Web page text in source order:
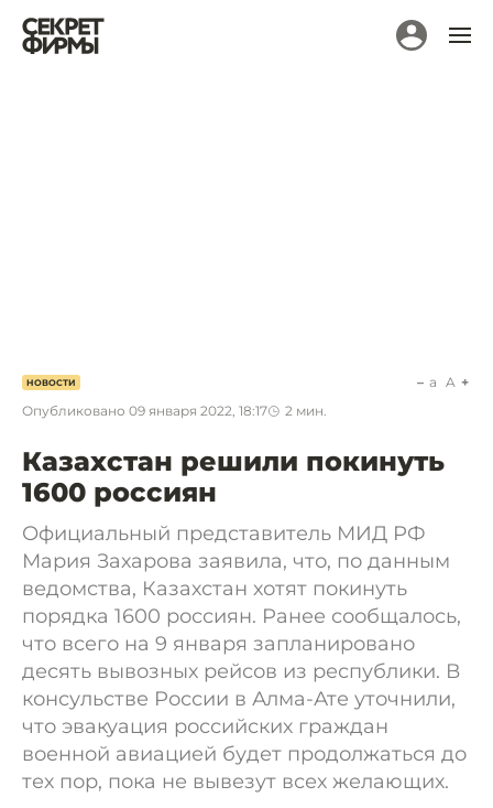
НОВОСТИ
Опубликовано 09 января 2022, 18:17 2 мин.
a A
Казахстан решили покинуть
1600 россиян
Официальный представитель МИД РФ
Мария Захарова заявила, что, по данным
ведомства, Казахстан хотят покинуть
порядка 1600 россиян. Ранее сообщалось,
что всего на 9 января запланировано
десять вывозных рейсов из республики. В
консульстве России в Алма-Ате уточнили,
что эвакуация российских граждан
военной авиацией будет продолжаться до
тех пор, пока не вывезут всех желающих.